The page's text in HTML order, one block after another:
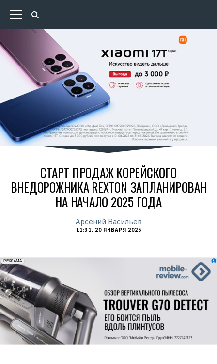
СТАРТ ПРОДАЖ КОРЕЙСКОГО
ВНЕДОРОЖНИКА REXTON ЗАПЛАНИРОВАН
НА НАЧАЛО 2025 ГОДА
Арсений Васильев
11:31, 20 ЯНВАРЯ 2025
erid: 2VfnxxmNzs5
РЕКЛАМА